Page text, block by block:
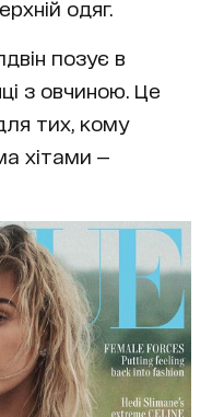
одяг.
позує в
з овчиною. Це
тих, кому
хітами —